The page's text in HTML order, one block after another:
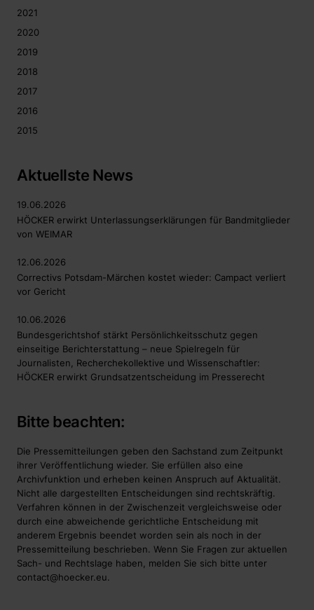
2021
2020
2019
2018
2017
2016
2015
Aktuellste News
19.06.2026
HÖCKER erwirkt Unterlassungserklärungen für Bandmitglieder
von WEIMAR
12.06.2026
Correctivs Potsdam-Märchen kostet wieder: Campact verliert
vor Gericht
10.06.2026
Bundesgerichtshof stärkt Persönlichkeitsschutz gegen
einseitige Berichterstattung – neue Spielregeln für
Journalisten, Recherchekollektive und Wissenschaftler:
HÖCKER erwirkt Grundsatzentscheidung im Presserecht
Bitte beachten:
Die Pressemitteilungen geben den Sachstand zum Zeitpunkt
ihrer Veröffentlichung wieder. Sie erfüllen also eine
Archivfunktion und erheben keinen Anspruch auf Aktualität.
Nicht alle dargestellten Entscheidungen sind rechtskräftig.
Verfahren können in der Zwischenzeit vergleichsweise oder
durch eine abweichende gerichtliche Entscheidung mit
anderem Ergebnis beendet worden sein als noch in der
Pressemitteilung beschrieben. Wenn Sie Fragen zur aktuellen
Sach- und Rechtslage haben, melden Sie sich bitte unter
contact@hoecker.eu.